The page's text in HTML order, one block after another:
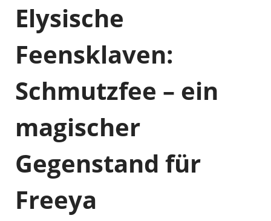
Elysische
Feensklaven:
Schmutzfee – ein
magischer
Gegenstand für
Freeya